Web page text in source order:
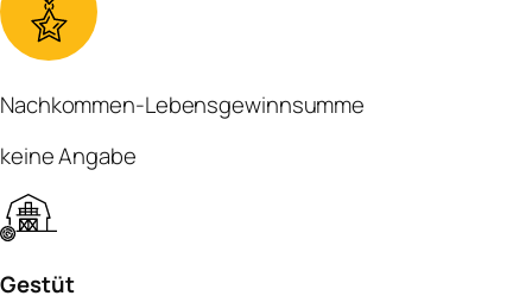
Nachkommen-Lebensgewinnsumme
keine Angabe
Gestüt